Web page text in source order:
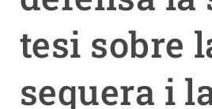
tesi sobre
sequera i
NOTÍCIES I AGENDA